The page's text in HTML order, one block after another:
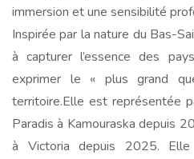
immersion et une sensibilité
Inspirée par la nature du Bas-
à capturer l’essence des
exprimer le « plus grand
territoire.Elle est représentée
Paradis à Kamouraska depuis
à Victoria depuis 2025.